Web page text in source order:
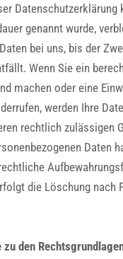
Datenschutzerklärung
genannt wurde,
bei uns, bis der
Wenn Sie ein
machen oder eine
werden Ihre
rechtlich zulässigen
Daten
die Löschung nach
den